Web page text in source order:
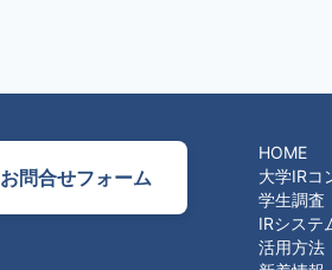
お問合せフォーム
HOME
大学IRコ
学生調査
IRシステ
活用方法